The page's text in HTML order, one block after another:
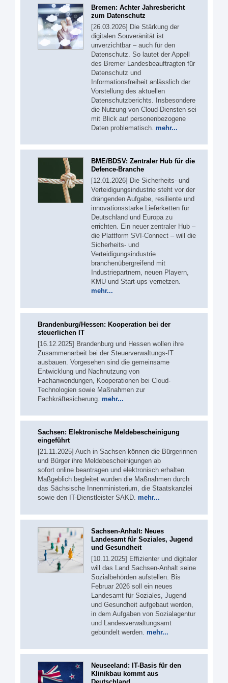
Bremen: Achter Jahresbericht
zum Datenschutz
[26.03.2026] Die Stärkung der
digitalen Souveränität ist
unverzichtbar – auch für den
Datenschutz. So lautet der Appell
des Bremer Landesbeauftragten für
Datenschutz und
Informationsfreiheit anlässlich der
Vorstellung des aktuellen
Datenschutzberichts. Insbesondere
die Nutzung von Cloud-Diensten sei
mit Blick auf personenbezogene
Daten problematisch. mehr...
BME/BDSV: Zentraler Hub für die
Defence-Branche
[12.01.2026] Die Sicherheits- und
Verteidigungsindustrie steht vor der
drängenden Aufgabe, resiliente und
innovationsstarke Lieferketten für
Deutschland und Europa zu
errichten. Ein neuer zentraler Hub –
die Plattform SVI-Connect – will die
Sicherheits- und
Verteidigungsindustrie
branchenübergreifend mit
Industriepartnern, neuen Playern,
KMU und Start-ups vernetzen.
mehr...
Brandenburg/Hessen: Kooperation bei der
steuerlichen IT
[16.12.2025] Brandenburg und Hessen wollen ihre
Zusammenarbeit bei der Steuerverwaltungs-IT
ausbauen. Vorgesehen sind die gemeinsame
Entwicklung und Nachnutzung von
Fachanwendungen, Kooperationen bei Cloud-
Technologien sowie Maßnahmen zur
Fachkräftesicherung. mehr...
Sachsen: Elektronische Meldebescheinigung
eingeführt
[21.11.2025] Auch in Sachsen können die Bürgerinnen
und Bürger ihre Meldebescheinigungen ab
sofort online beantragen und elektronisch erhalten.
Maßgeblich begleitet wurden die Maßnahmen durch
das Sächsische Innenministerium, die Staatskanzlei
sowie den IT-Dienstleister SAKD. mehr...
Sachsen-Anhalt: Neues
Landesamt für Soziales, Jugend
und Gesundheit
[10.11.2025] Effizienter und digitaler
will das Land Sachsen-Anhalt seine
Sozialbehörden aufstellen. Bis
Februar 2026 soll ein neues
Landesamt für Soziales, Jugend
und Gesundheit aufgebaut werden,
in dem Aufgaben von Sozialagentur
und Landesverwaltungsamt
gebündelt werden. mehr...
Neuseeland: IT-Basis für den
Klinikbau kommt aus